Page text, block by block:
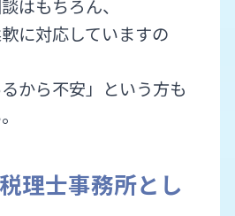
はもちろん、
に対応していますの
るから不安」という方も
理士事務所とし